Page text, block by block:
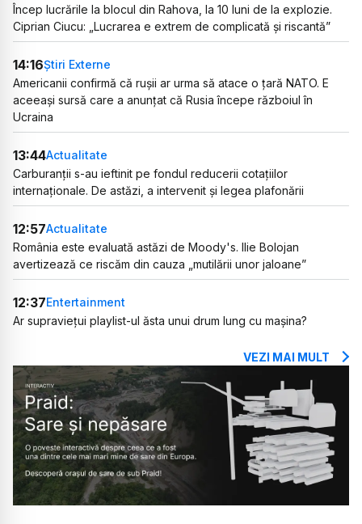
Încep lucrările la blocul din Rahova, la 10 luni de la explozie.
Ciprian Ciucu: „Lucrarea e extrem de complicată și riscantă”
14:16Știri Externe
Americanii confirmă că rușii ar urma să atace o țară NATO. E
aceeași sursă care a anunțat că Rusia începe războiul în
Ucraina
13:44Actualitate
Carburanții s-au ieftinit pe fondul reducerii cotațiilor
internaționale. De astăzi, a intervenit și legea plafonării
12:57Actualitate
România este evaluată astăzi de Moody's. Ilie Bolojan
avertizează ce riscăm din cauza „mutilării unor jaloane”
12:37Entertainment
Ar supraviețui playlist-ul ăsta unui drum lung cu mașina?
VEZI MAI MULT